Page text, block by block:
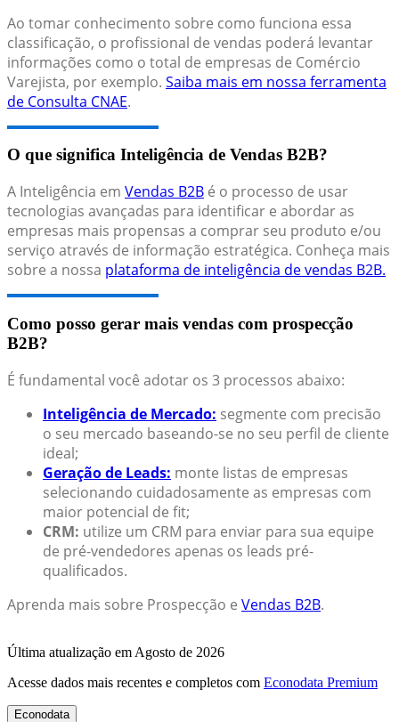
Ao tomar conhecimento sobre como funciona essa
classificação, o profissional de vendas poderá levantar
informações como o total de empresas de Comércio
Varejista, por exemplo. Saiba mais em nossa ferramenta
de Consulta CNAE.
O que significa Inteligência de Vendas B2B?
A Inteligência em Vendas B2B é o processo de usar
tecnologias avançadas para identificar e abordar as
empresas mais propensas a comprar seu produto e/ou
serviço através de informação estratégica. Conheça mais
sobre a nossa plataforma de inteligência de vendas B2B.
Como posso gerar mais vendas com prospecção
B2B?
É fundamental você adotar os 3 processos abaixo:
Inteligência de Mercado: segmente com precisão
o seu mercado baseando-se no seu perfil de cliente
ideal;
Geração de Leads: monte listas de empresas
selecionando cuidadosamente as empresas com
maior potencial de fit;
CRM: utilize um CRM para enviar para sua equipe
de pré-vendedores apenas os leads pré-
qualificados.
Aprenda mais sobre Prospecção e Vendas B2B.
Última atualização em Agosto de 2026
Acesse dados mais recentes e completos com Econodata Premium
Econodata